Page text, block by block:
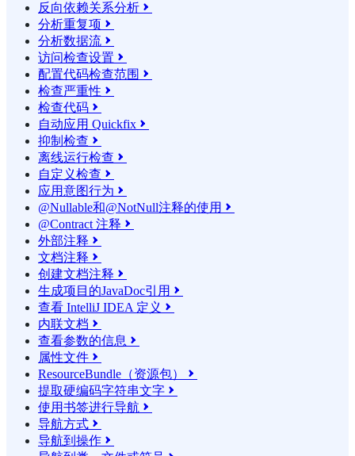
反向依赖关系分析 
分析重复项 
分析数据流 
访问检查设置 
配置代码检查范围 
检查严重性 
检查代码 
自动应用 Quickfix 
抑制检查 
离线运行检查 
自定义检查 
应用意图行为 
@Nullable和@NotNull注释的使用 
@Contract 注释 
外部注释 
文档注释 
创建文档注释 
生成项目的JavaDoc引用 
查看 IntelliJ IDEA 定义 
内联文档 
查看参数的信息 
属性文件 
ResourceBundle（资源包） 
提取硬编码字符串文字 
使用书签进行导航 
导航方式 
导航到操作 